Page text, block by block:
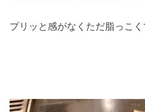
プリッと感がなくただ脂っこく